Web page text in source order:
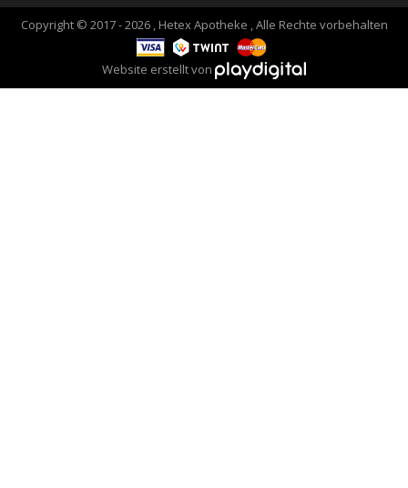
Copyright © 2017 - 2026 , Hetex Apotheke , Alle Rechte vorbehalten
Website erstellt von